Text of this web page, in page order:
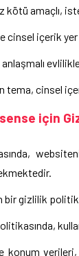
kötü amaçlı,
cinsel içerik yer
tema, cinsel
için
gizlilik
konum verileri,